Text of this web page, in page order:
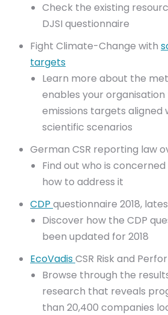
Check the existing
DJSI questionnaire
Fight Climate-Change with
targets
Learn more about the
enables your organisation
emissions targets aligned
scientific scenarios
German CSR reporting law
Find out who is
how to address it
CDP questionnaire 2018,
Discover how the CDP
been updated for 2018
EcoVadisCSR Risk and
Browse through the
research that reveals
than 20,400 companies